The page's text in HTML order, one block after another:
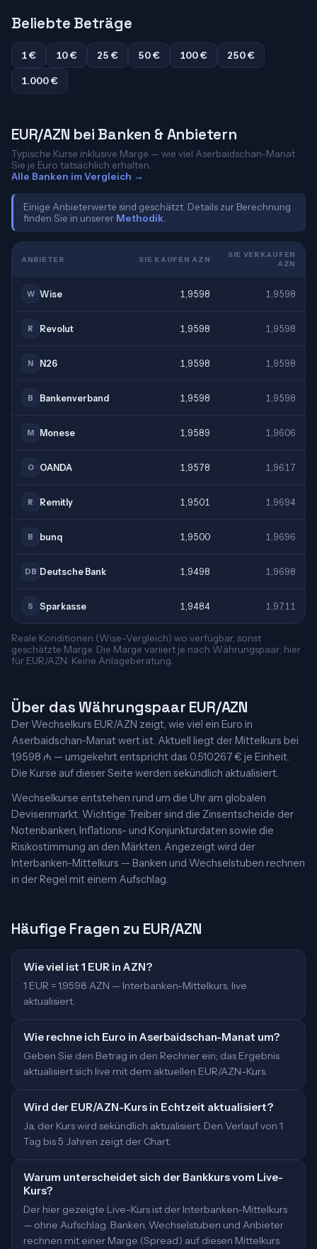
Beliebte Beträge
1 € 10 € 25 € 50 € 100 €
250 €
1.000 €
EUR/AZN bei Banken & Anbietern
Typische Kurse inklusive Marge — wie viel Aserbaidschan-Manat
Sie je Euro tatsächlich erhalten.
Alle Banken im Vergleich →
Einige Anbieterwerte sind geschätzt. Details zur Berechnung
finden Sie in unserer Methodik
ANBIETER SIE KAUFEN AZN
SIE VERKAUFEN
AZN
W Wise 1,9598 1,9598
R Revolut 1,9598 1,9598
N N26 1,9598 1,9598
B Bankenverband 1,9598 1,9598
M Monese 1,9589 1,9606
O OANDA 1,9578 1,9617
R Remitly 1,9501 1,9694
B bunq 1,9500 1,9696
DB Deutsche Bank 1,9498 1,9698
S Sparkasse 1,9484 1,9711
Reale Konditionen (Wise-Vergleich) wo verfügbar, sonst
geschätzte Marge. Die Marge variiert je nach Währungspaar; hier
für EUR/AZN. Keine Anlageberatung.
Über das Währungspaar EUR/AZN
Der Wechselkurs EUR/AZN zeigt, wie viel ein Euro in
Aserbaidschan-Manat wert ist. Aktuell liegt der Mittelkurs bei
1,9598 ₼ — umgekehrt entspricht das 0,510267 € je Einheit.
Die Kurse auf dieser Seite werden sekündlich aktualisiert.
Wechselkurse entstehen rund um die Uhr am globalen
Devisenmarkt. Wichtige Treiber sind die Zinsentscheide der
Notenbanken, Inflations- und Konjunkturdaten sowie die
Risikostimmung an den Märkten. Angezeigt wird der
Interbanken-Mittelkurs — Banken und Wechselstuben rechnen
in der Regel mit einem Aufschlag.
Häufige Fragen zu EUR/AZN
Wie viel ist 1 EUR in AZN?
1 EUR = 1,9598 AZN — Interbanken-Mittelkurs, live
aktualisiert.
Wie rechne ich Euro in Aserbaidschan-Manat um?
Geben Sie den Betrag in den Rechner ein; das Ergebnis
aktualisiert sich live mit dem aktuellen EUR/AZN-Kurs.
Wird der EUR/AZN-Kurs in Echtzeit aktualisiert?
Ja, der Kurs wird sekündlich aktualisiert. Den Verlauf von 1
Tag bis 5 Jahren zeigt der Chart.
Warum unterscheidet sich der Bankkurs vom Live-
Kurs?
Der hier gezeigte Live-Kurs ist der Interbanken-Mittelkurs
— ohne Aufschlag. Banken, Wechselstuben und Anbieter
rechnen mit einer Marge (Spread) auf diesen Mittelkurs